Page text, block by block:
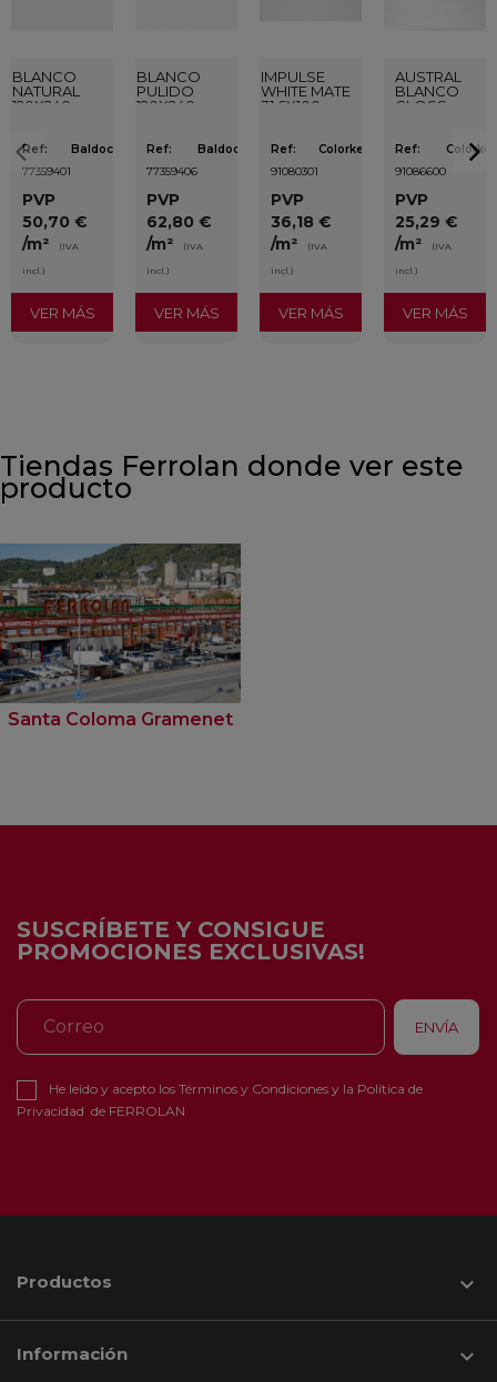
BLANCO
NATURAL
120X240
Ref:
77359401
Baldocer
PVP
50,70 €
/m²
(IVA
incl.)
VER MÁS
BLANCO
PULIDO
120X240
Ref:
77359406
Baldocer
PVP
62,80 €
/m²
(IVA
incl.)
VER MÁS
IMPULSE
WHITE MATE
31,6X100
Ref:
91080301
Colorker
PVP
36,18 €
/m²
(IVA
incl.)
VER MÁS
AUSTRAL
BLANCO
GLOSS
Ref:
91086600
Colorker
PVP
25,29 €
/m²
(IVA
incl.)
VER MÁS
Tiendas Ferrolan donde ver este
producto
Santa Coloma Gramenet
SUSCRÍBETE Y CONSIGUE
PROMOCIONES EXCLUSIVAS!
He leído y acepto los Términos y Condiciones y la Política de
Privacidad de FERROLAN
Productos 
Información 